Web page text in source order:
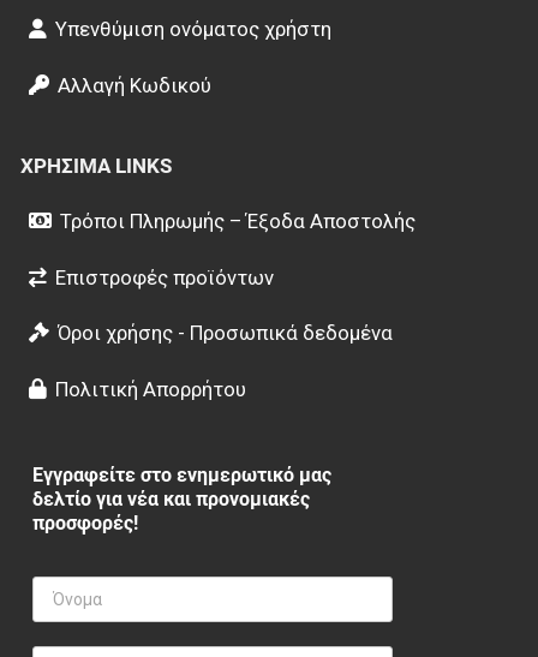
Υπενθύμιση ονόματος χρήστη
Αλλαγή Κωδικού
ΧΡΉΣΙΜΑ LINKS
Τρόποι Πληρωμής – Έξοδα Αποστολής
Επιστροφές προϊόντων
Όροι χρήσης - Προσωπικά δεδομένα
Πολιτική Απορρήτου
Εγγραφείτε στο ενημερωτικό μας
δελτίο για νέα και προνομιακές
προσφορές!